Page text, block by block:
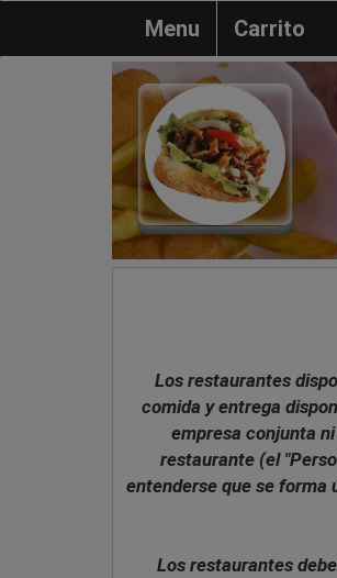
Menu Carrito
Los restaurantes
comida y entrega
empresa conjunta
restaurante (el
entenderse que se forma
Los restaurantes